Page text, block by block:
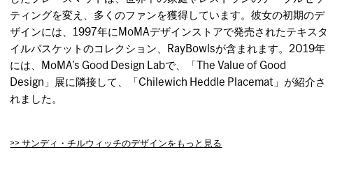
ティングを変え、多くのファンを獲得しています。彼女の初期のデ
ザインには、1997年にMoMAデザインストアで発売されたテキスタ
イルバスケットのコレクション、RayBowlsが含まれます。2019年
には、MoMA’s Good Design Labで、「The Value of Good
Design」展に隣接して、「Chilewich Heddle Placemat」が紹介さ
れました。
>> サンディ・チルウィッチのデザインをもっと見る